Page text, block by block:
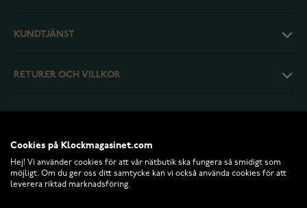
KUNDTJÄNST
RETURER OCH VILLKOR
Cookies på Klockmagasinet.com
Hej! Vi använder cookies för att vår nätbutik ska fungera så smidigt som
möjligt. Om du ger oss ditt samtycke kan vi också använda cookies för att
leverera riktad marknadsföring.